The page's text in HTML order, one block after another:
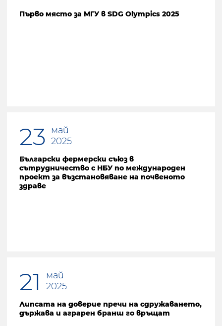
Първо място за МГУ в SDG Olympics 2025
23
май
2025
Български фермерски съюз в
сътрудничество с НБУ по международен
проект за възстановяване на почвеното
здраве
21
май
2025
Липсата на доверие пречи на сдружаването,
държава и аграрен бранш го връщат